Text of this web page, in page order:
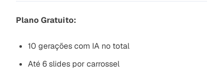
Plano Gratuito:
10 gerações com IA no total
Até 6 slides por carrossel